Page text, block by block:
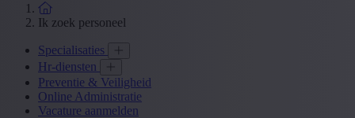
Ik zoek personeel
Specialisaties
Hr-diensten
Preventie & Veiligheid
Online Administratie
Vacature aanmelden